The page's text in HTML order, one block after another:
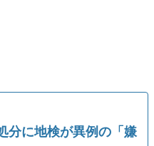
分に地検が異例の「嫌